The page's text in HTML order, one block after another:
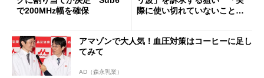
で200MHz幅を確保
際に使い切れていないことが
アマゾンで大人気！血圧対策はコーヒーに足し
てみて
AD（森永乳業）